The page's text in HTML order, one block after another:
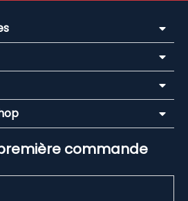
commande